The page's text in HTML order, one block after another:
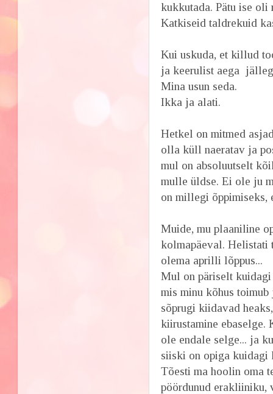
kukkutada. Pätu ise oli
Katkiseid taldrekuid
Kui uskuda, et killud
ja keerulist aega
Mina usun seda.
Ikka ja alati.
Hetkel on mitmed
olla küll naeratav ja
mul on absoluutselt
mulle üldse. Ei ole ju
on millegi õppimiseks,
Muide, mu plaaniline
kolmapäeval.
olema aprilli lõppus...
Mul on päriselt
mis minu kõhus
sõprugi kiidavad
kiirustamine ebaselge.
ole endale selge... ja
siiski on opiga kuidagi
Tõesti ma hoolin oma
pöördunud erakliiniku,